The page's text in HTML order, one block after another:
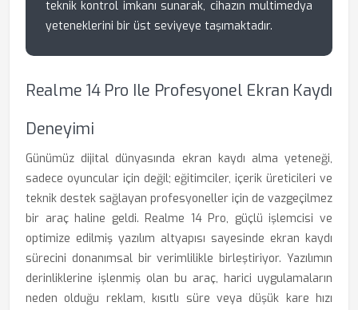
teknik kontrol imkanı sunarak, cihazın multimedya
yeteneklerini bir üst seviyeye taşımaktadır.
Realme 14 Pro Ile Profesyonel Ekran Kaydı
Deneyimi
Günümüz dijital dünyasında ekran kaydı alma yeteneği,
sadece oyuncular için değil; eğitimciler, içerik üreticileri ve
teknik destek sağlayan profesyoneller için de vazgeçilmez
bir araç haline geldi. Realme 14 Pro, güçlü işlemcisi ve
optimize edilmiş yazılım altyapısı sayesinde ekran kaydı
sürecini donanımsal bir verimlilikle birleştiriyor. Yazılımın
derinliklerine işlenmiş olan bu araç, harici uygulamaların
neden olduğu reklam, kısıtlı süre veya düşük kare hızı